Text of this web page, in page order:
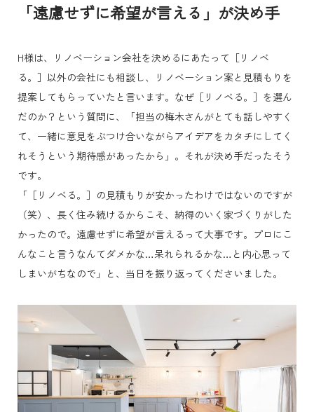
「遠慮せずに希望が言える」が決め手
H様は、リノベーション会社を決めるにあたって［リノベ
る。］以外の会社にも相談し、リノベーション案と見積もりを
提案してもらっていたと言います。なぜ［リノベる。］を選ん
だのか？という質問に、「担当の梅木さんがとても話しやすく
て、一緒に意見をぶつけ合いながらアイデアをカタチにしてく
れそうという期待感があったから」。それが決め手だったそう
です。
「［リノベる。］の見積もりが安かったわけではないのですが
（笑）、長く住み続けるからこそ、納得のいく家づくりがした
かったので。遠慮せずに希望が言えるって大事です。プロにこ
んなこと言うなんてダメかな…呆れられるかな…と内心思って
しまいがちなので」と、当日を振り返ってくださいました。